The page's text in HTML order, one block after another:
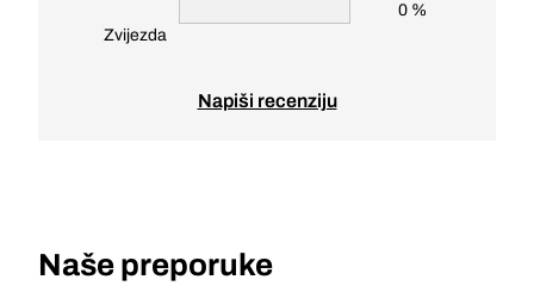
Zvijezda
0 %
Napiši recenziju
Naše preporuke